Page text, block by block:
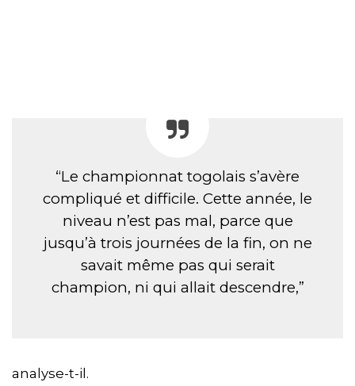
“Le championnat togolais s’avère
compliqué et difficile. Cette année, le
niveau n’est pas mal, parce que
jusqu’à trois journées de la fin, on ne
savait même pas qui serait
champion, ni qui allait descendre,”
analyse-t-il.